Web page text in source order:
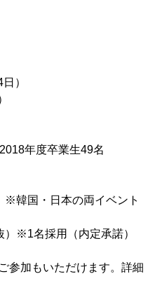
）
年度卒業生49名
※韓国・日本の両イベント
）※1名採用（内定承諾）
参加もいただけます。詳細